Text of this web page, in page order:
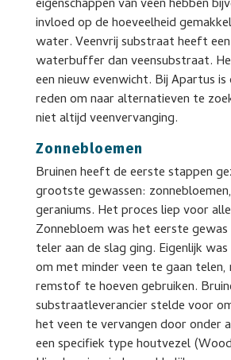
eigenschappen van veen hebben
invloed op de hoeveelheid
water. Veenvrij substraat heeft
waterbuffer dan veensubstraat.
een nieuw evenwicht. Bij Apartus is
reden om naar alternatieven te
niet altijd veenvervanging.
Zonnebloemen
Bruinen heeft de eerste stappen
grootste gewassen:
geraniums. Het proces liep voor
Zonnebloem was het eerste
teler aan de slag ging. Eigenlijk
om met minder veen te gaan
remstof te hoeven gebruiken.
substraatleverancier stelde voor
het veen te vervangen door onder
een specifiek type houtvezel